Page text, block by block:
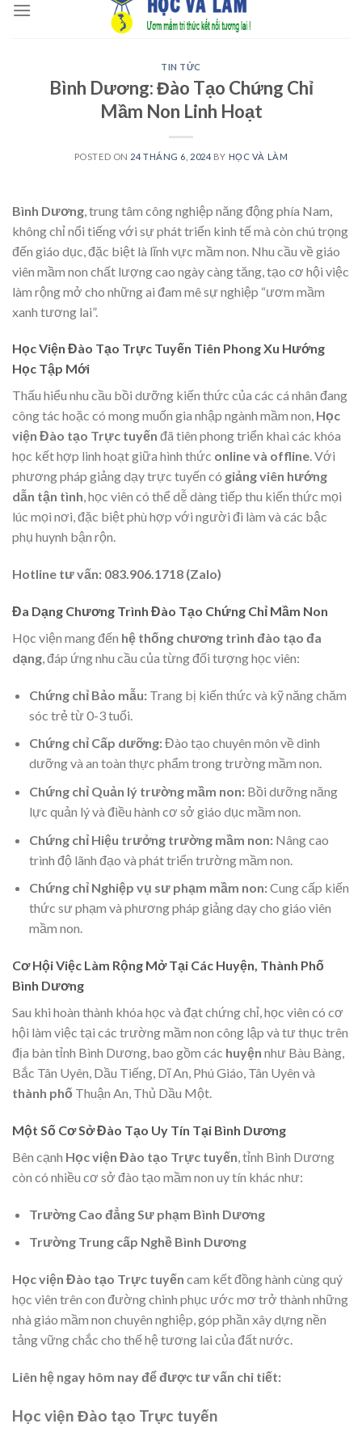
TIN TỨC
Bình Dương: Đào Tạo Chứng Chỉ
Mầm Non Linh Hoạt
POSTED ON 24 THÁNG 6, 2024 BY HỌC VÀ LÀM
Bình Dương , trung tâm công nghiệp năng động phía Nam,
không chỉ nổi tiếng với sự phát triển kinh tế mà còn chú trọng
đến giáo dục, đặc biệt là lĩnh vực mầm non. Nhu cầu về giáo
viên mầm non chất lượng cao ngày càng tăng, tạo cơ hội việc
làm rộng mở cho những ai đam mê sự nghiệp “ươm mầm
xanh tương lai”.
Học Viện Đào Tạo Trực Tuyến Tiên Phong Xu Hướng
Học Tập Mới
Thấu hiểu nhu cầu bồi dưỡng kiến thức của các cá nhân đang
công tác hoặc có mong muốn gia nhập ngành mầm non, Học
viện Đào tạo Trực tuyến đã tiên phong triển khai các khóa
học kết hợp linh hoạt giữa hình thức online và offline. Với
phương pháp giảng dạy trực tuyến có giảng viên hướng
dẫn tận tình, học viên có thể dễ dàng tiếp thu kiến thức mọi
lúc mọi nơi, đặc biệt phù hợp với người đi làm và các bậc
phụ huynh bận rộn.
Hotline tư vấn: 083.906.1718 (Zalo)
Đa Dạng Chương Trình Đào Tạo Chứng Chỉ Mầm Non
Học viện mang đến hệ thống chương trình đào tạo đa
dạng, đáp ứng nhu cầu của từng đối tượng học viên:
Chứng chỉ Bảo mẫu:Trang bị kiến thức và kỹ năng chăm
sóc trẻ từ 0-3 tuổi.
Chứng chỉ Cấp dưỡng:Đào tạo chuyên môn về dinh
dưỡng và an toàn thực phẩm trong trường mầm non.
Chứng chỉ Quản lý trường mầm non:Bồi dưỡng năng
lực quản lý và điều hành cơ sở giáo dục mầm non.
Chứng chỉ Hiệu trưởng trường mầm non:Nâng cao
trình độ lãnh đạo và phát triển trường mầm non.
Chứng chỉ Nghiệp vụ sư phạm mầm non:Cung cấp kiến
thức sư phạm và phương pháp giảng dạy cho giáo viên
mầm non.
Cơ Hội Việc Làm Rộng Mở Tại Các Huyện, Thành Phố
Bình Dương
Sau khi hoàn thành khóa học và đạt chứng chỉ, học viên có cơ
hội làm việc tại các trường mầm non công lập và tư thục trên
địa bàn tỉnh Bình Dương, bao gồm các huyện như Bàu Bàng,
Bắc Tân Uyên, Dầu Tiếng, Dĩ An, Phú Giáo, Tân Uyên và
thành phố Thuận An, Thủ Dầu Một.
Một Số Cơ Sở Đào Tạo Uy Tín Tại Bình Dương
Bên cạnh Học viện Đào tạo Trực tuyến , tỉnh Bình Dương
còn có nhiều cơ sở đào tạo mầm non uy tín khác như:
Trường Cao đẳng Sư phạm Bình Dương
Trường Trung cấp Nghề Bình Dương
Học viện Đào tạo Trực tuyến cam kết đồng hành cùng quý
học viên trên con đường chinh phục ước mơ trở thành những
nhà giáo mầm non chuyên nghiệp, góp phần xây dựng nền
tảng vững chắc cho thế hệ tương lai của đất nước.
Liên hệ ngay hôm nay để được tư vấn chi tiết:
Học viện Đào tạo Trực tuyến